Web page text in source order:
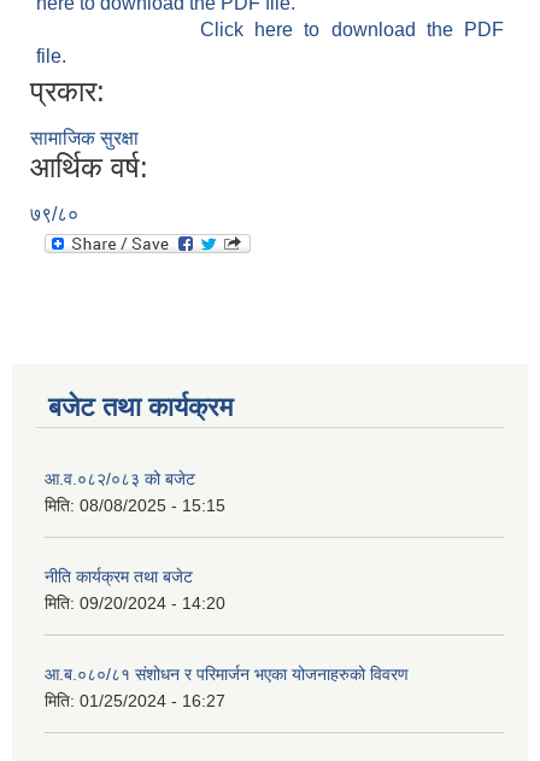
Click here to download the PDF
file.
प्रकार:
सामाजिक सुरक्षा
आर्थिक वर्ष:
७९/८०
बजेट तथा कार्यक्रम
आ.व.०८२/०८३ को बजेट
मिति: 08/08/2025 - 15:15
नीति कार्यक्रम तथा बजेट
मिति: 09/20/2024 - 14:20
आ.ब.०८०/८१ संशोधन र परिमार्जन भएका योजनाहरुको विवरण
मिति: 01/25/2024 - 16:27